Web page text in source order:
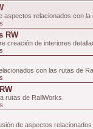
aspectos relacionados con
RW
creación de interiores
con las rutas de
rutas de RailWorks.
de aspectos